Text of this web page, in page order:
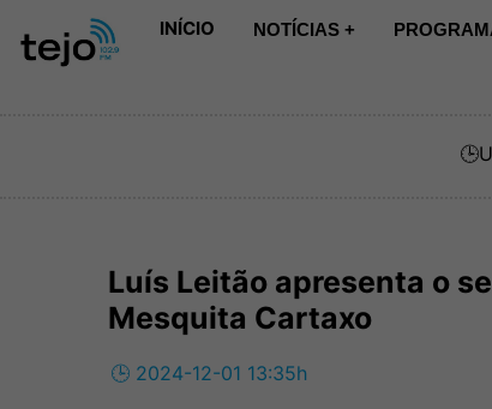
INÍCIO NOTÍCIAS +
🕒
Luís Leitão apresenta o
Mesquita Cartaxo
🕒 2024-12-01 13:35h